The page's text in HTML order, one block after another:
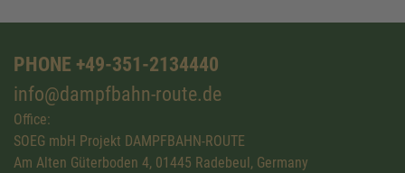
PHONE +49-351-2134440
info@dampfbahn-route.de
Office:
SOEG mbH Projekt DAMPFBAHN-ROUTE
Am Alten Güterboden 4, 01445 Radebeul, Germany